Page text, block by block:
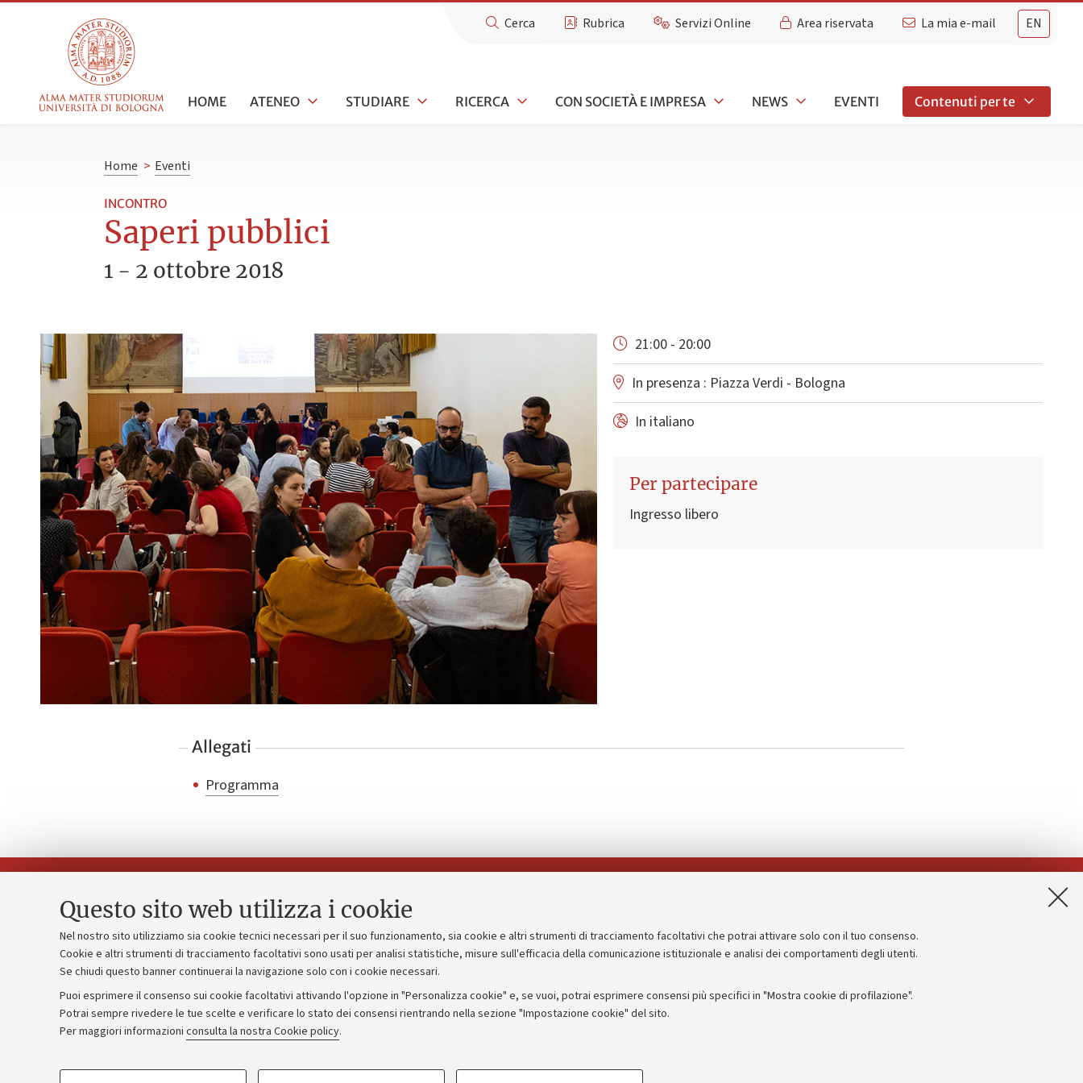
Questo sito web utilizza i cookie
Nel nostro sito utilizziamo sia cookie tecnici necessari per il suo funzionamento, sia cookie e altri strumenti di tracciamento facoltativi che potrai attivare solo con il tuo consenso.
Cookie e altri strumenti di tracciamento facoltativi sono usati per analisi statistiche, misure sull'efficacia della comunicazione istituzionale e analisi dei comportamenti degli utenti.
Se chiudi questo banner continuerai la navigazione solo con i cookie necessari.
Puoi esprimere il consenso sui cookie facoltativi attivando l'opzione in "Personalizza cookie" e, se vuoi, potrai esprimere consensi più specifici in "Mostra cookie di profilazione".
Potrai sempre rivedere le tue scelte e verificare lo stato dei consensi rientrando nella sezione "Impostazione cookie" del sito.
Per maggiori informazioni consulta la nostra Cookie policy.
COOKIE DI PROFILAZIONE - FACOLTATIVI COOKIE TECNICI - NECESSARI
EN
Cerca Rubrica Servizi Online Area riservata La mia e-mail
HOME ATENEO STUDIARE RICERCA CON SOCIETÀ E IMPRESA NEWS EVENTI Contenuti per te
Home > Eventi
INCONTRO
Saperi pubblici
1 - 2 ottobre 2018
21:00 - 20:00
In presenza : Piazza Verdi - Bologna
In italiano
Per partecipare
Ingresso libero
Allegati
Programma
Contatti e PEC
Uffici dell'amministrazione generale
Lavora con noi
Alumni community
Piano strategico
Bilanci
Donazioni e 5x1000
Merchandising - UniboStore
Bandi, gare e concorsi
Amministrazione trasparente
Informazioni sul sito e accessibilità
Privacy e note legali